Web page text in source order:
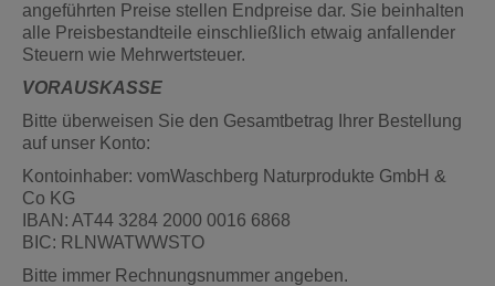
angeführten Preise stellen Endpreise dar. Sie beinhalten
alle Preisbestandteile einschließlich etwaig anfallender
Steuern wie Mehrwertsteuer.
VORAUSKASSE
Bitte überweisen Sie den Gesamtbetrag Ihrer Bestellung
auf unser Konto:
Kontoinhaber: vomWaschberg Naturprodukte GmbH &
Co KG
IBAN: AT44 3284 2000 0016 6868
BIC: RLNWATWWSTO
Bitte immer Rechnungsnummer angeben.